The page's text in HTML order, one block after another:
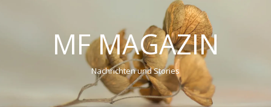
MF MAGAZIN
Nachrichten und Stories